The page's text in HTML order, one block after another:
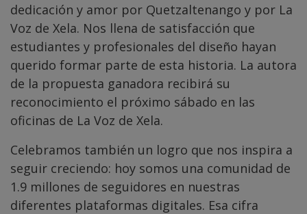
dedicación y amor por Quetzaltenango y por La
Voz de Xela. Nos llena de satisfacción que
estudiantes y profesionales del diseño hayan
querido formar parte de esta historia. La autora
de la propuesta ganadora recibirá su
reconocimiento el próximo sábado en las
oficinas de La Voz de Xela.
Celebramos también un logro que nos inspira a
seguir creciendo: hoy somos una comunidad de
1.9 millones de seguidores en nuestras
diferentes plataformas digitales. Esa cifra